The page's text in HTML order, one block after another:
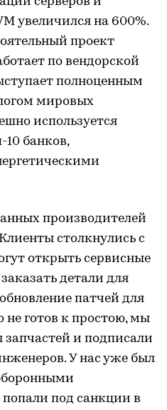
увеличился на 600%.
проект
по вендорской
полноценным
мировых
используется
банков,
производителей
столкнулись с
открыть сервисные
детали для
патчей для
не готов к простою, мы
и подписали
У нас уже был
под санкции в